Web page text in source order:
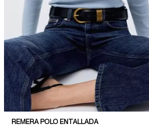
REMERA POLO ENTALLADA